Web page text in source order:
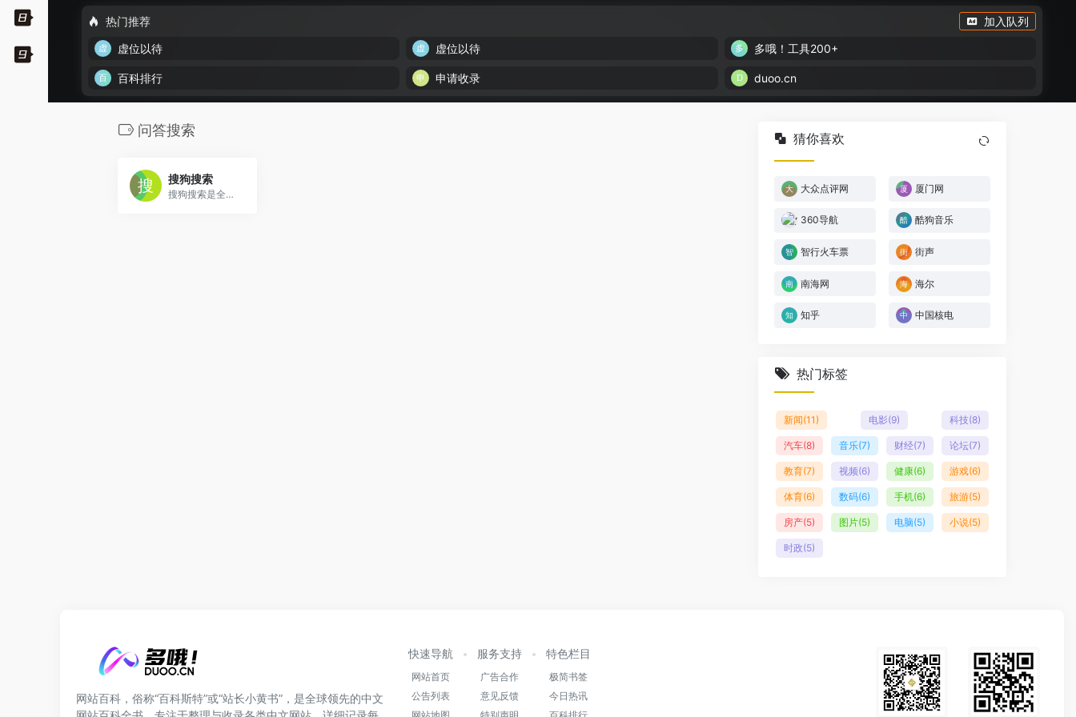
热门推荐
加入队列
虚位以待
虚位以待 多哦！工具200+
百科排行 申请收录 duoo.cn
问答搜索
搜狗搜索
搜狗搜索是全球第三代互动式搜索引擎，支持微信公众号和文章搜索、知乎搜索、英文搜索及翻译等，通过自主研发的人工智能算法为用户提供专业、精准、便捷的搜索服务。
猜你喜欢
大众点评网 厦门网
360导航 酷狗音乐
智行火车票 街声
南海网 海尔
知乎 中国核电
热门标签
新闻(11) 电影(9) 科技(8)
汽车(8) 音乐(7) 财经(7) 论坛(7)
教育(7) 视频(6) 健康(6) 游戏(6)
体育(6) 数码(6) 手机(6) 旅游(5)
房产(5) 图片(5) 电脑(5) 小说(5)
时政(5)
网站百科，俗称“百科斯特”或“站长小黄书”，是全球领先的中文
快速导航
网站首页
公告列表
服务支持
广告合作
意见反馈
特色栏目
极简书签
今日热讯